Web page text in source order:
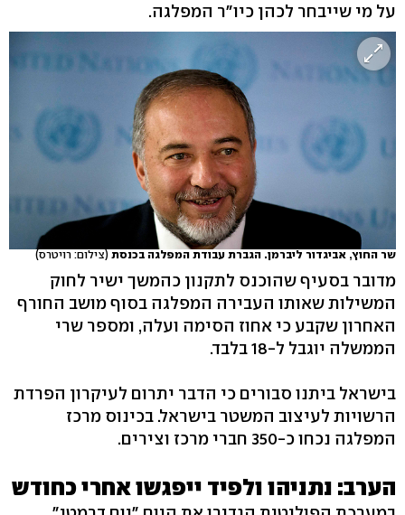
על מי שייבחר לכהן כיו"ר המפלגה.
שר החוץ, אביגדור ליברמן. הגברת עבודת המפלגה בכנסת (צילום: רויטרס)
מדובר בסעיף שהוכנס לתקנון כהמשך ישיר לחוק
המשילות שאותו העבירה המפלגה בסוף מושב החורף
האחרון שקבע כי אחוז הסימה ועלה, ומספר שרי
הממשלה יוגבל ל-18 בלבד.
בישראל ביתנו סבורים כי הדבר יתרום לעיקרון הפרדת
הרשויות לעיצוב המשטר בישראל. בכינוס מרכז
המפלגה נכחו כ-350 חברי מרכז וצירים.
הערב: נתניהו ולפיד ייפגשו אחרי כחודש